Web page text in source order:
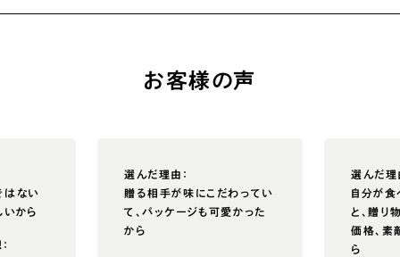
お客様の声
はない
いから
選んだ理由：
贈る相手が味にこだわってい
て、パッケージも可愛かった
から
選んだ理
自分が食
と、贈り
価格、素
ら